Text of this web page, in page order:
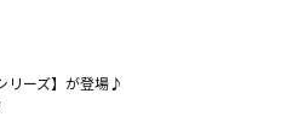
リーズ】が登場♪